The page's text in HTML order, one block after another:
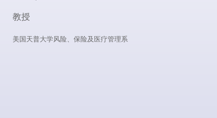
教授
比利时鲁汶大学